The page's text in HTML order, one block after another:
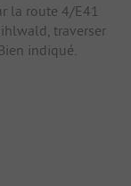
la route 4/E41
traverser
indiqué.